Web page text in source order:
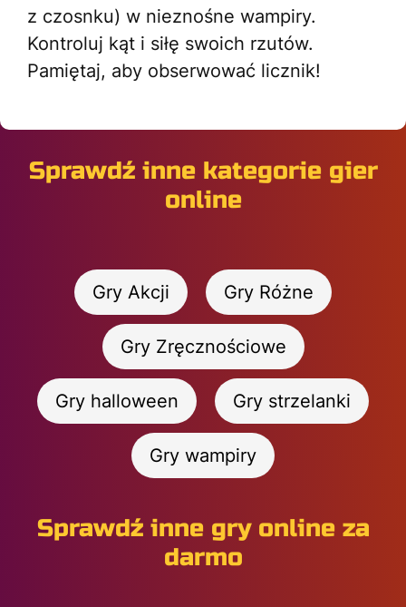
z czosnku) w nieznośne wampiry.
Kontroluj kąt i siłę swoich rzutów.
Pamiętaj, aby obserwować licznik!
Sprawdź inne kategorie gier
online
Gry Akcji Gry Różne
Gry Zręcznościowe
Gry halloween Gry strzelanki
Gry wampiry
Sprawdź inne gry online za
darmo